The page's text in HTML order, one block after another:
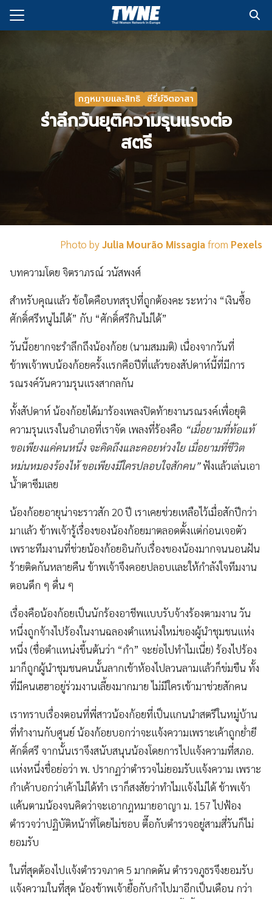
Skip
กฎหมายและสิทธิ ซีรี่ย์จิตอาสา
รำลึกวันยุติความรุนแรงต่อ
สตรี
Photo byJulia Mourão Missagiafrom Pexels
บทความโดย จิตราภรณ์ วนัสพงศ์
สำหรับคุณแล้ว ข้อใดคือบทสรุปที่ถูกต้องคะ ระหว่าง “เงินซื้อ
ศักดิ์ศรีหนูไม่ได้” กับ “ศักดิ์ศรีกินไม่ได้”
วันนี้อยากจะรำลึกถึงน้องก้อย (นามสมมติ) เนื่องจากวันที่
ข้าพเจ้าพบน้องก้อยครั้งแรกคือปีที่แล้วของสัปดาห์นี้ที่มีการ
รณรงค์วันความรุนแรงสากลกัน
ทั้งสัปดาห์ น้องก้อยได้มาร้องเพลงปิดท้ายงานรณรงค์เพื่อยุติ
ความรุนแรงในอำเภอที่เราจัด เพลงที่ร้องคือ “เมื่อยามที่ท้อแท้
ขอเพียงแค่คนหนึ่ง จะคิดถึงและคอยห่วงใย เมื่อยามที่ชีวิต
หม่นหมองร้องไห้ ขอเพียงมีใครปลอบใจสักคน”ฟังแล้วเล่นเอา
น้ำตาซึมเลย
น้องก้อยอายุน่าจะราวสัก 20 ปี เราเคยช่วยเหลือไว้เมื่อสักปีกว่า
มาแล้ว ข้าพเจ้ารู้เรื่องของน้องก้อยมาตลอดตั้งแต่ก่อนเจอตัว
เพราะทีมงานที่ช่วยน้องก้อยอินกับเรื่องของน้องมากจนนอนฝัน
ร้ายติดกันหลายคืน ข้าพเจ้าจึงคอยปลอบและให้กำลังใจทีมงาน
ตอนดึก ๆ ดื่น ๆ
เรื่องคือน้องก้อยเป็นนักร้องอาชีพแบบรับจ้างร้องตามงาน วัน
หนึ่งถูกจ้างไปร้องในงานฉลองตำแหน่งใหม่ของผู้นำชุมชนแห่ง
หนึ่ง (ชื่อตำแหน่งขึ้นต้นว่า “กำ” จะย่อไปทำไมเนี่ย) ร้องไปร้อง
มาก็ถูกผู้นำชุมชนคนนั้นลากเข้าห้องไปลวนลามแล้วก็ข่มขืน ทั้ง
ที่มีคนเฮฮาอยู่ร่วมงานเลี้ยงมากมาย ไม่มีใครเข้ามาช่วยสักคน
เราทราบเรื่องตอนที่พี่สาวน้องก้อยที่เป็นแกนนำสตรีในหมู่บ้าน
ที่ทำงานกับศูนย์ น้องก้อยบอกว่าจะแจ้งความเพราะเค้าถูกย่ำยี
ศักดิ์ศรี จากนั้นเราจึงสนับสนุนน้องโดยการไปแจ้งความที่สภอ.
แห่งหนึ่งชื่อย่อว่า พ. ปรากฏว่าตำรวจไม่ยอมรับแจ้งความ เพราะ
กำเค้าบอกว่าเค้าไม่ได้ทำ เราก็สงสัยว่าทำไมแจ้งไม่ได้ ข้าพเจ้า
แค้นตามน้องจนคิดว่าจะเอากฎหมายอาญา ม. 157 ไปฟ้อง
ตำรวจว่าปฏิบัติหน้าที่โดยไม่ชอบ ตื๊อกับตำรวจอยู่สามสี่วันก็ไม่
ยอมรับ
ในที่สุดต้องไปแจ้งตำรวจภาค 5 มากดดัน ตำรวจภูธรจึงยอมรับ
แจ้งความในที่สุด น้องข้าพเจ้ายื้อกับกำไปมาอีกเป็นเดือน กว่า